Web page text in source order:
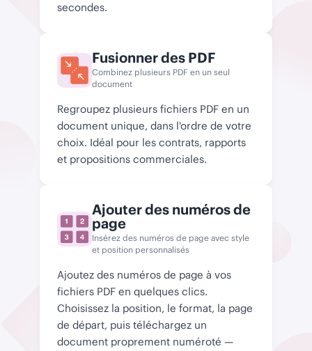
secondes.
Fusionner des PDF
Combinez plusieurs PDF en un seul
document
Regroupez plusieurs fichiers PDF en un
document unique, dans l'ordre de votre
choix. Idéal pour les contrats, rapports
et propositions commerciales.
Ajouter des numéros de
page
Insérez des numéros de page avec style
et position personnalisés
Ajoutez des numéros de page à vos
fichiers PDF en quelques clics.
Choisissez la position, le format, la page
de départ, puis téléchargez un
document proprement numéroté —